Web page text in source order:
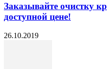
Заказывайте очистку
доступной цене!
26.10.2019